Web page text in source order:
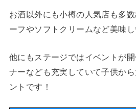
お酒以外にも小樽の人気店も多
ーフやソフトクリームなど美味
他にもステージではイベントが
ナーなども充実していて子供か
ントです！